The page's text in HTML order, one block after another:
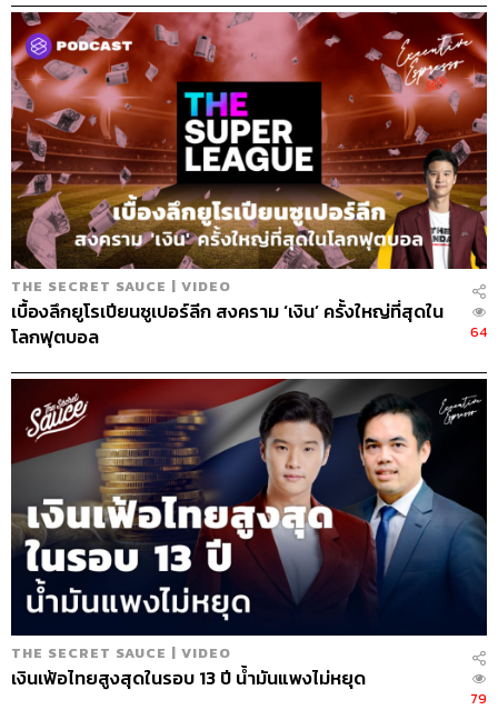
THE SECRET SAUCE | VIDEO
เบื้องลึกยูโรเปียนซูเปอร์ลีก สงคราม ‘เงิน’ ครั้งใหญ่ที่สุดใน
โลกฟุตบอล
64
THE SECRET SAUCE | VIDEO
เงินเฟ้อไทยสูงสุดในรอบ 13 ปี น้ำมันแพงไม่หยุด
79